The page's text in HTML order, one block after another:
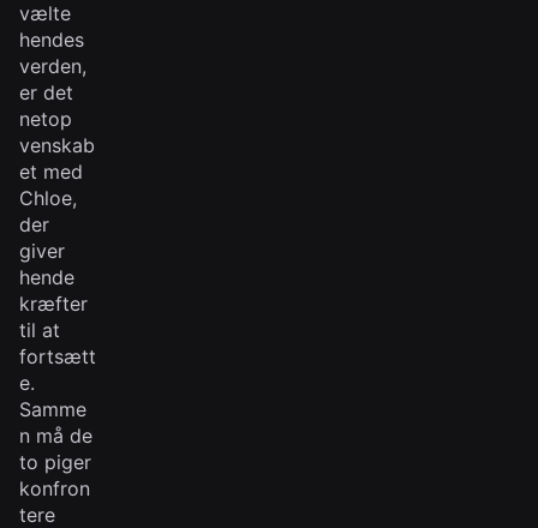
vælte
hendes
verden,
er det
netop
venskab
et med
Chloe,
der
giver
hende
kræfter
til at
fortsætt
e.
Samme
n må de
to piger
konfron
tere